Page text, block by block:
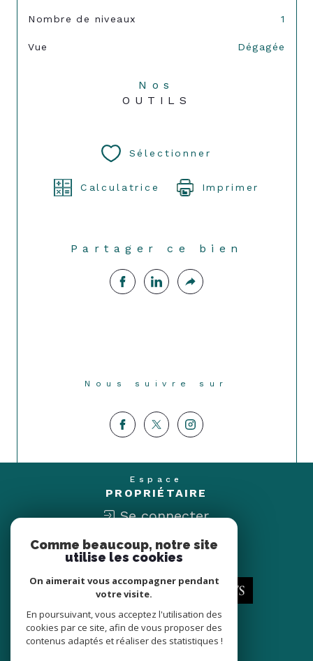
Nombre de niveaux 1
Vue Dégagée
Nos
OUTILS
Sélectionner
Calculatrice Imprimer
Partager ce bien
Nous suivre sur
Espace
PROPRIÉTAIRE
Se connecter
Nous
ADHÉRONS
Comme beaucoup, notre site
utilise les cookies
On aimerait vous accompagner pendant
votre visite.
En poursuivant, vous acceptez l'utilisation des
cookies par ce site, afin de vous proposer des
contenus adaptés et réaliser des statistiques !